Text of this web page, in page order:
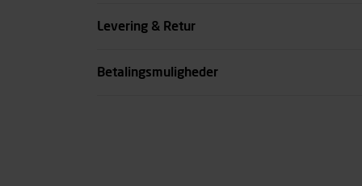
Levering & Retur
Betalingsmuligheder